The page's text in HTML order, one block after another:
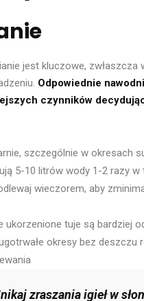
jest kluczowe, zwłaszcza
Odpowiednie
czynników
szczególnie w okresach
5-10 litrów wody 1-2 razy w
wieczorem, aby
ukorzenione tuje są bardziej
okresy bez deszczu
zraszania igieł w